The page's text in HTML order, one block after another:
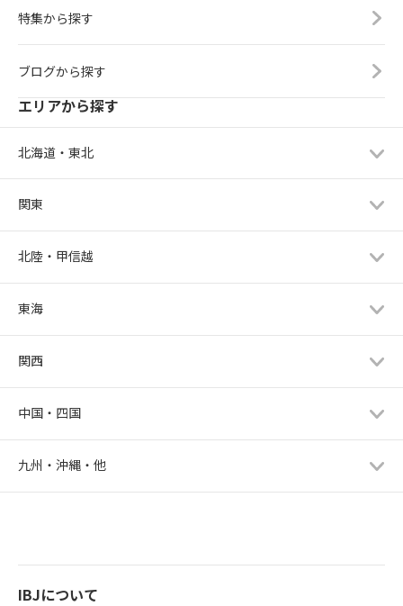
特集から探す
ブログから探す
エリアから探す
北海道・東北
関東
北陸・甲信越
東海
関西
中国・四国
九州・沖縄・他
IBJについて